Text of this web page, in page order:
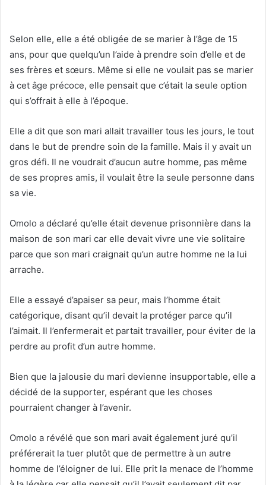
Selon elle, elle a été obligée de se marier à l’âge de 15
ans, pour que quelqu’un l’aide à prendre soin d’elle et de
ses frères et sœurs. Même si elle ne voulait pas se marier
à cet âge précoce, elle pensait que c’était la seule option
qui s’offrait à elle à l’époque.
Elle a dit que son mari allait travailler tous les jours, le tout
dans le but de prendre soin de la famille. Mais il y avait un
gros défi. Il ne voudrait d’aucun autre homme, pas même
de ses propres amis, il voulait être la seule personne dans
sa vie.
Omolo a déclaré qu’elle était devenue prisonnière dans la
maison de son mari car elle devait vivre une vie solitaire
parce que son mari craignait qu’un autre homme ne la lui
arrache.
Elle a essayé d’apaiser sa peur, mais l’homme était
catégorique, disant qu’il devait la protéger parce qu’il
l’aimait. Il l’enfermerait et partait travailler, pour éviter de la
perdre au profit d’un autre homme.
Bien que la jalousie du mari devienne insupportable, elle a
décidé de la supporter, espérant que les choses
pourraient changer à l’avenir.
Omolo a révélé que son mari avait également juré qu’il
préférerait la tuer plutôt que de permettre à un autre
homme de l’éloigner de lui. Elle prit la menace de l’homme